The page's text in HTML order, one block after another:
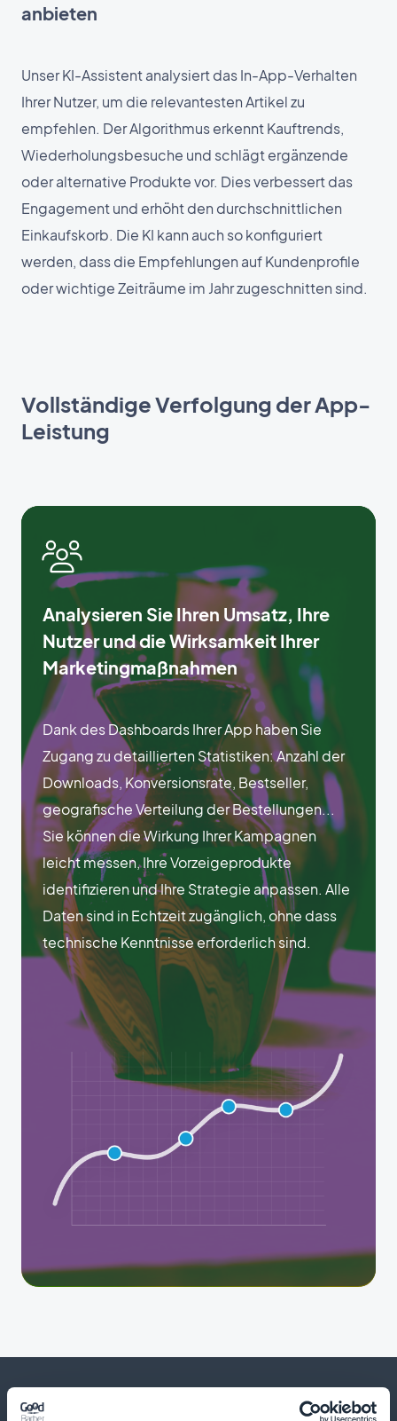
anbieten
Unser KI-Assistent analysiert das In-App-Verhalten
Ihrer Nutzer, um die relevantesten Artikel zu
empfehlen. Der Algorithmus erkennt Kauftrends,
Wiederholungsbesuche und schlägt ergänzende
oder alternative Produkte vor. Dies verbessert das
Engagement und erhöht den durchschnittlichen
Einkaufskorb. Die KI kann auch so konfiguriert
werden, dass die Empfehlungen auf Kundenprofile
oder wichtige Zeiträume im Jahr zugeschnitten sind.
Vollständige Verfolgung der App-
Leistung
Analysieren Sie Ihren Umsatz, Ihre
Nutzer und die Wirksamkeit Ihrer
Marketingmaßnahmen
Dank des Dashboards Ihrer App haben Sie
Zugang zu detaillierten Statistiken: Anzahl der
Downloads, Konversionsrate, Bestseller,
geografische Verteilung der Bestellungen...
Sie können die Wirkung Ihrer Kampagnen
leicht messen, Ihre Vorzeigeprodukte
identifizieren und Ihre Strategie anpassen. Alle
Daten sind in Echtzeit zugänglich, ohne dass
technische Kenntnisse erforderlich sind.